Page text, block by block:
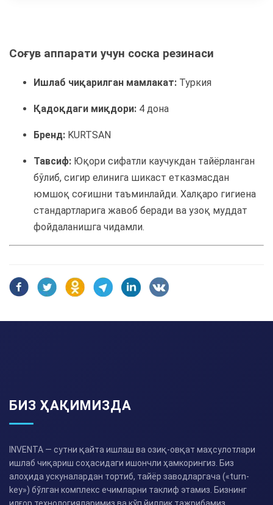
Соғув аппарати учун соска резинаси
Ишлаб чиқарилган мамлакат: Туркия
Қадоқдаги миқдори: 4 дона
Бренд: KURTSAN
Тавсиф: Юқори сифатли каучукдан тайёрланган
бўлиб, сигир елинига шикаст етказмасдан
юмшоқ соғишни таъминлайди. Халқаро гигиена
стандартларига жавоб беради ва узоқ муддат
фойдаланишга чидамли.
БИЗ ҲАҚИМИЗДА
INVENTA — сутни қайта ишлаш ва озиқ-овқат маҳсулотлари
ишлаб чиқариш соҳасидаги ишончли ҳамкорингиз. Биз
алоҳида ускуналардан тортиб, тайёр заводларгача («turn-
key») бўлган комплекс ечимларни таклиф этамиз. Бизнинг
илғор технологияларимиз ва кўп йиллик тажрибамиз